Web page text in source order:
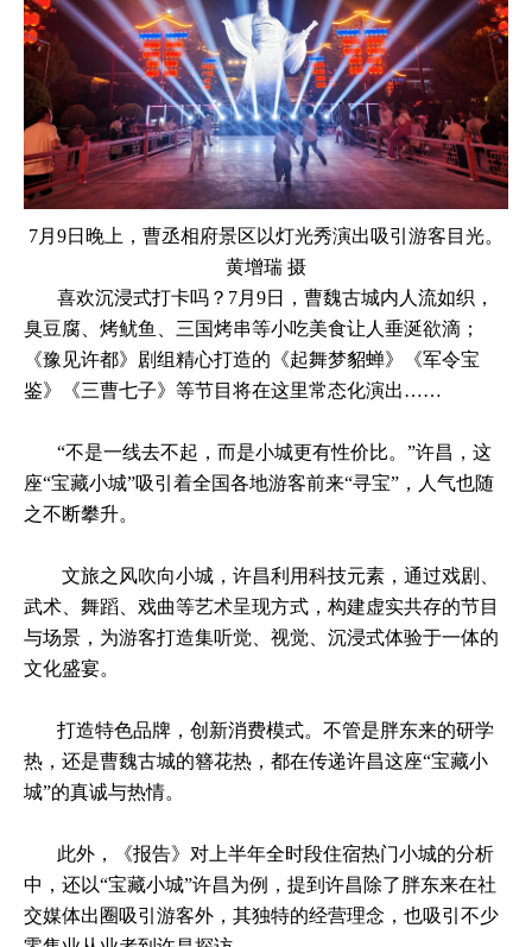
7月9日晚上，曹丞相府景区以灯光秀演出吸引游客目光。
黄增瑞 摄
喜欢沉浸式打卡吗？7月9日，曹魏古城内人流如织，
臭豆腐、烤鱿鱼、三国烤串等小吃美食让人垂涎欲滴；
《豫见许都》剧组精心打造的《起舞梦貂蝉》《军令宝
鉴》《三曹七子》等节目将在这里常态化演出……
“不是一线去不起，而是小城更有性价比。”许昌，这
座“宝藏小城”吸引着全国各地游客前来“寻宝”，人气也随
之不断攀升。
文旅之风吹向小城，许昌利用科技元素，通过戏剧、
武术、舞蹈、戏曲等艺术呈现方式，构建虚实共存的节目
与场景，为游客打造集听觉、视觉、沉浸式体验于一体的
文化盛宴。
打造特色品牌，创新消费模式。不管是胖东来的研学
热，还是曹魏古城的簪花热，都在传递许昌这座“宝藏小
城”的真诚与热情。
此外，《报告》对上半年全时段住宿热门小城的分析
中，还以“宝藏小城”许昌为例，提到许昌除了胖东来在社
交媒体出圈吸引游客外，其独特的经营理念，也吸引不少